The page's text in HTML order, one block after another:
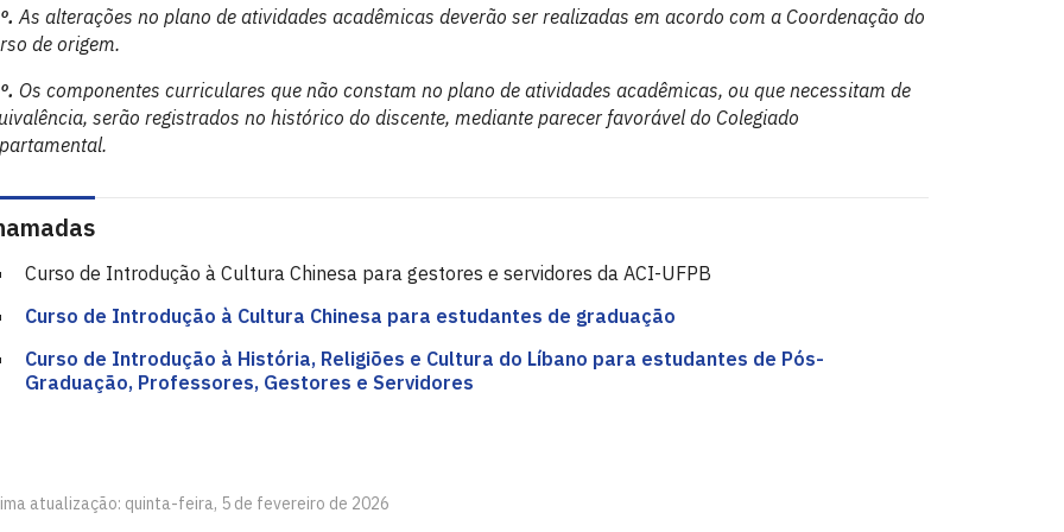
As alterações no plano de atividades acadêmicas deverão ser realizadas em acordo com a Coordenação do
de origem.
Os componentes curriculares que não constam no plano de atividades acadêmicas, ou que necessitam de
serão registrados no histórico do discente, mediante parecer favorável do Colegiado
Curso de Introdução à Cultura Chinesa para gestores e servidores da ACI-UFPB
Curso de Introdução à Cultura Chinesa para estudantes de graduação
Curso de Introdução à História, Religiões e Cultura do Líbano para estudantes de Pós-
Graduação, Professores, Gestores e Servidores
atualização: quinta-feira, 5 de fevereiro de 2026